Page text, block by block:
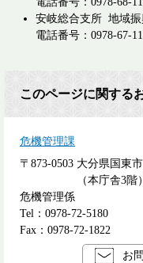
安岐総合支所 地域振
電話番号：0978-67-
このページに関する
危機管理課
〒873-0503 大分県国東
（本庁舎3階）
危機管理係
Tel：0978-72-5180
Fax：0978-72-1822
お